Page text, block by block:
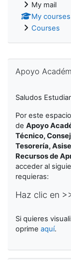
My mail
My courses
Courses
Apoyo
Saludos
Por este
de Apoyo
Técnico,
Tesorería,
Recursos de
acceder al
requieras:
Haz clic en
Si quieres
oprime aquí.